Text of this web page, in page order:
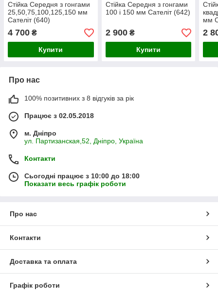
Стійка Середня з гонгами
25,50,75,100,125,150 мм
Сателіт (640)
4 700 ₴
Купити
Стійка Середня з гонгами
100 і 150 мм Сателіт (642)
2 900₴
Купити
мм
2
Про нас
100% позитивних з 8 відгуків за рік
Працює з 02.05.2018
м. Дніпро
ул. Партизанская,52, Дніпро, Україна
Контакти
Сьогодні працює з 10:00 до 18:00
Показати весь графік роботи
Про нас
Контакти
Доставка та оплата
Графік роботи